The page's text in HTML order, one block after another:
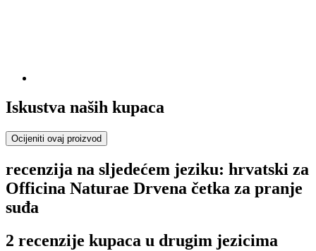
Iskustva naših kupaca
Ocijeniti ovaj proizvod
recenzija na sljedećem jeziku: hrvatski za
Officina Naturae Drvena četka za pranje
suđa
2 recenzije kupaca u drugim jezicima